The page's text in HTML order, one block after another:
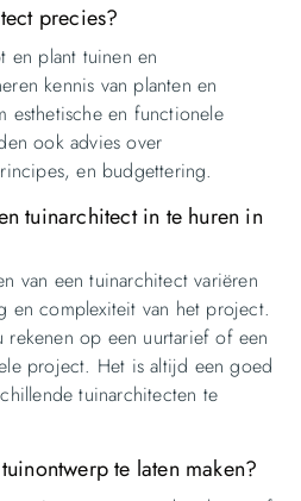
precies?
en plant tuinen en
kennis van planten en
esthetische en functionele
ook advies over
en budgettering.
tuinarchitect in te huren in
van een tuinarchitect variëren
en complexiteit van het project.
rekenen op een uurtarief of een
project. Het is altijd een goed
tuinarchitecten te
te laten maken?